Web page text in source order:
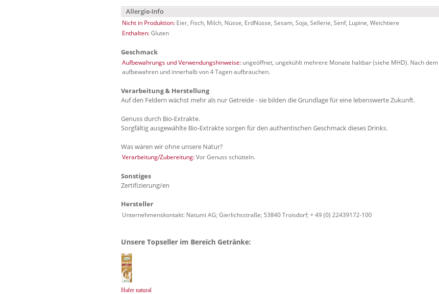
Allergie-Info
Nicht in Produktion: Eier, Fisch, Milch, Nüsse, ErdNüsse, Sesam, Soja, Sellerie, Senf, Lupine, Weichtiere
Enthalten:Gluten
Geschmack
Aufbewahrungs und Verwendungshinweise: ungeöffnet, ungekühlt mehrere Monate haltbar (siehe MHD). Nach
aufbewahren und innerhalb von 4 Tagen aufbrauchen.
Verarbeitung & Herstellung
Auf den Feldern wächst mehr als nur Getreide - sie bilden die Grundlage für eine lebenswerte Zukunft.
Genuss durch Bio-Extrakte.
Sorgfältig ausgewählte Bio-Extrakte sorgen für den authentischen Geschmack dieses Drinks.
Was wären wir ohne unsere Natur?
Verarbeitung/Zubereitung:Vor Genuss schütteln.
Sonstiges
Zertifizierung/en
Hersteller
Unternehmenskontakt: Natumi AG; Gierlichsstraße; 53840 Troisdorf; + 49 (0) 22439172-100
Unsere Topseller im Bereich Getränke:
Hafer natural